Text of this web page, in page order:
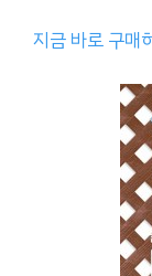
지금 바로 구매